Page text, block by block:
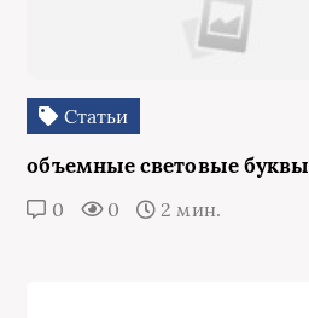
Статьи
объемные световые буквы
0 0 2 мин.